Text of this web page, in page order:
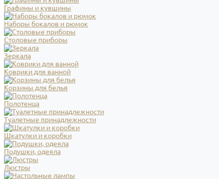
Графины и кувшины
Наборы бокалов и рюмок
Столовые приборы
Зеркала
Коврики для ванной
Корзины для белья
Полотенца
Туалетные принадлежности
Шкатулки и коробки
Подушки, одеяла
Люстры